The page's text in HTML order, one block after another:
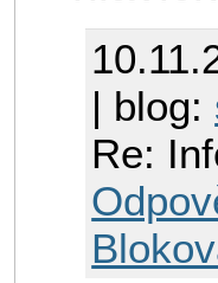
| blog:
Re: